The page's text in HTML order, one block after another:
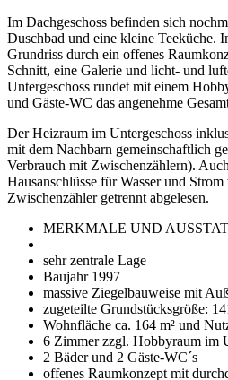
Im Dachgeschoss befinden sich
Duschbad und eine kleine Teeküche.
Grundriss durch ein offenes
Schnitt, eine Galerie und licht- und
Untergeschoss rundet mit einem
und Gäste-WC das angenehme
Der Heizraum im Untergeschoss
mit dem Nachbarn gemeinschaftlich
Verbrauch mit Zwischenzählern).
Hausanschlüsse für Wasser und
Zwischenzähler getrennt abgelesen.
MERKMALE UND
sehr zentrale Lage
Baujahr 1997
massive Ziegelbauweise mit
zugeteilte Grundstücksgröße:
Wohnfläche ca. 164 m² und
6 Zimmer zzgl. Hobbyraum im
2 Bäder und 2 Gäste-WC´s
offenes Raumkonzept mit